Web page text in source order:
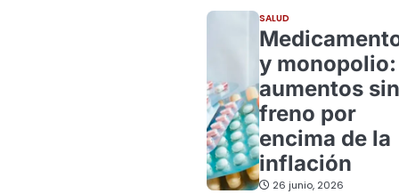
SALUD
y monopolio:
aumentos sin
freno por
encima de la
inflación
26 junio, 2026